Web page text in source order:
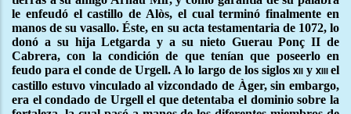
le enfeudó el castillo de Alòs, el cual terminó finalmente en
manos de su vasallo. Éste, en su acta testamentaria de 1072, lo
donó a su hija Letgarda y a su nieto Guerau Ponç II de
Cabrera, con la condición de que tenían que poseerlo en
feudo para el conde de Urgell. A lo largo de los siglos xiiy xiiiel
castillo estuvo vinculado al vizcondado de Àger, sin embargo,
era el condado de Urgell el que detentaba el dominio sobre la